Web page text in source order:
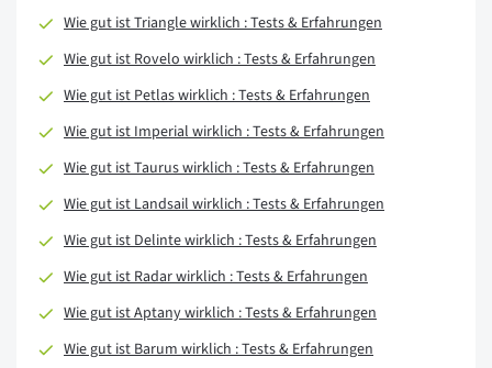
Wie gut ist Triangle wirklich : Tests & Erfahrungen
Wie gut ist Rovelo wirklich : Tests & Erfahrungen
Wie gut ist Petlas wirklich : Tests & Erfahrungen
Wie gut ist Imperial wirklich : Tests & Erfahrungen
Wie gut ist Taurus wirklich : Tests & Erfahrungen
Wie gut ist Landsail wirklich : Tests & Erfahrungen
Wie gut ist Delinte wirklich : Tests & Erfahrungen
Wie gut ist Radar wirklich : Tests & Erfahrungen
Wie gut ist Aptany wirklich : Tests & Erfahrungen
Wie gut ist Barum wirklich : Tests & Erfahrungen